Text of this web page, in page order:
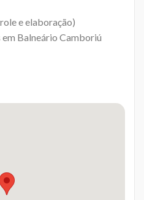
e elaboração)
Balneário Camboriú